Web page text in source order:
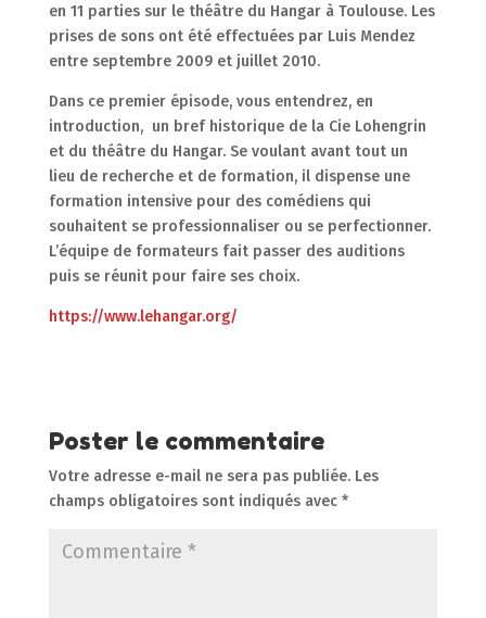
en 11 parties sur le théâtre du Hangar à Toulouse. Les
prises de sons ont été effectuées par Luis Mendez
entre septembre 2009 et juillet 2010.
Dans ce premier épisode, vous entendrez, en
introduction, un bref historique de la Cie Lohengrin
et du théâtre du Hangar. Se voulant avant tout un
lieu de recherche et de formation, il dispense une
formation intensive pour des comédiens qui
souhaitent se professionnaliser ou se perfectionner.
L’équipe de formateurs fait passer des auditions
puis se réunit pour faire ses choix.
https://www.lehangar.org/
Poster le commentaire
Votre adresse e-mail ne sera pas publiée. Les
champs obligatoires sont indiqués avec *